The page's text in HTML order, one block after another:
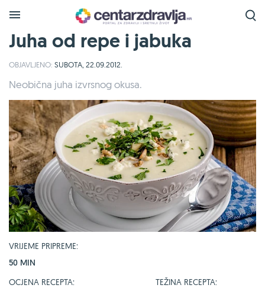
Juha od repe i jabuka
OBJAVLJENO: SUBOTA, 22.09.2012.
Neobična juha izvrsnog okusa.
VRIJEME PRIPREME:
50 MIN
OCJENA RECEPTA:
TEŽINA RECEPTA: